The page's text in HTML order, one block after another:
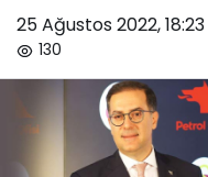
25 Ağustos 2022, 18:23
130